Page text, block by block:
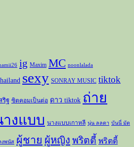
ig Maxim MC noonlalada
sexy SONRAY MUSIC tiktok
ริฐ ซิตคอมเป็นต่อ ดาว tiktok ถ่าย
างแบบ นางแบบเกาหลี นุ่น ลลดา บันนี่ มัด
งพนัส ผู้ชาย ผู้หญิง พริตตี้ พริตตี้